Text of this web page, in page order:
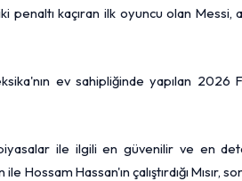
kaçıran ilk oyuncu olan Messi,
ev sahipliğinde yapılan 2026
ile ilgili en güvenilir ve en
Hassan'ın çalıştırdığı Mısır,